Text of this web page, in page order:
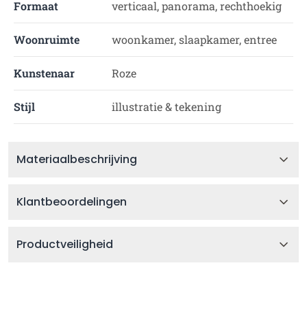
Formaat verticaal, panorama, rechthoekig
Woonruimte woonkamer, slaapkamer, entree
Kunstenaar Roze
Stijl illustratie & tekening
Materiaalbeschrijving
Klantbeoordelingen
Productveiligheid